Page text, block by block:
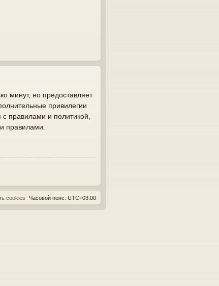
минут, но предоставляет
привилегии
правилами и политикой,
правилами.
Часовой пояс: UTC+03:00
cookies